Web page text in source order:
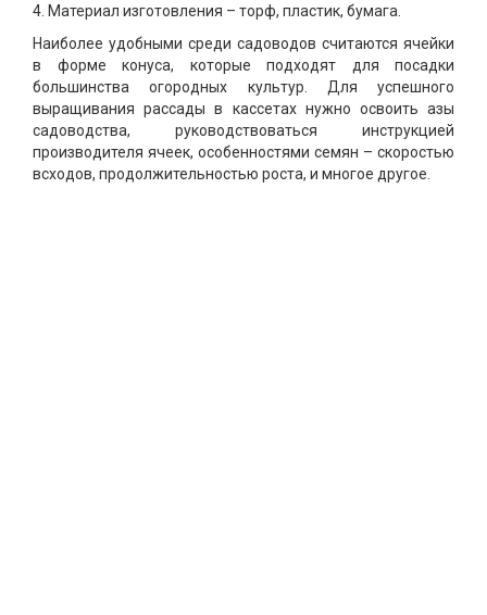
4. Материал изготовления – торф, пластик, бумага.
Наиболее удобными среди садоводов считаются ячейки
в форме конуса, которые подходят для посадки
большинства огородных культур. Для успешного
выращивания рассады в кассетах нужно освоить азы
садоводства, руководствоваться инструкцией
производителя ячеек, особенностями семян – скоростью
всходов, продолжительностью роста, и многое другое.